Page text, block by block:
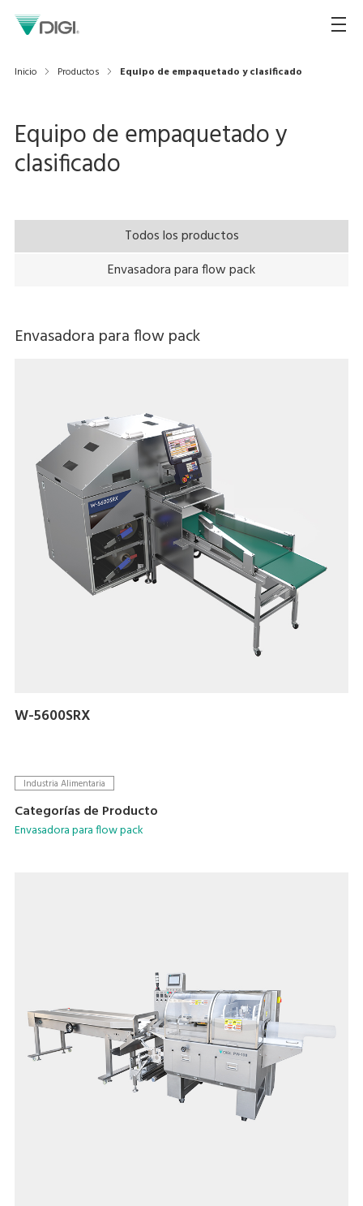
Inicio Productos Equipo de empaquetado y clasificado
Equipo de empaquetado y
clasificado
Todos los productos
Envasadora para flow pack
Envasadora para flow pack
W-5600SRX
Industria Alimentaria
Categorías de Producto
Envasadora para flow pack